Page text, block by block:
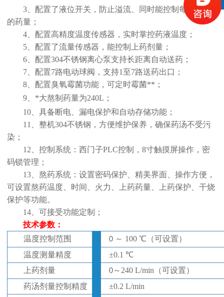
3、配置了液位开关，防止溢流、同时能控制每次熬药
的药量；
4、 配置高精度温度传感器，实时掌控药液温度；
5、配置了流量传感器，能控制上药剂量；
6、配置304不锈钢离心泵支持长距离自动送药；
7、配置7路电动球阀，支持1至7路送药出口；
8、配置臭氧霉菌功能，可定时霉菌**；
9、*大熬制药量为240L；
10、 具备断电、 漏电保护和自动存储功能；
11、整机304不锈钢，方便维护保养，确保药汤不受污
染；
12、控制系统：西门子PLC控制，8寸触摸屏操作，密
码锁管理；
13、熬药系统：设置密码保护、精美界面、操作方便，
可设置熬药温度、时间、火力、上药药量、上药保护、干烧
保护等功能。
14、 可接受功能定制；
技术参数：
温度控制 范围 0 ～ 100 ℃ （可设置）
温度测量精度
±0.1 ℃
上药剂量 0～ 240 L/min （可设置）
药汤剂量控制 精度 ±0.2 L/min